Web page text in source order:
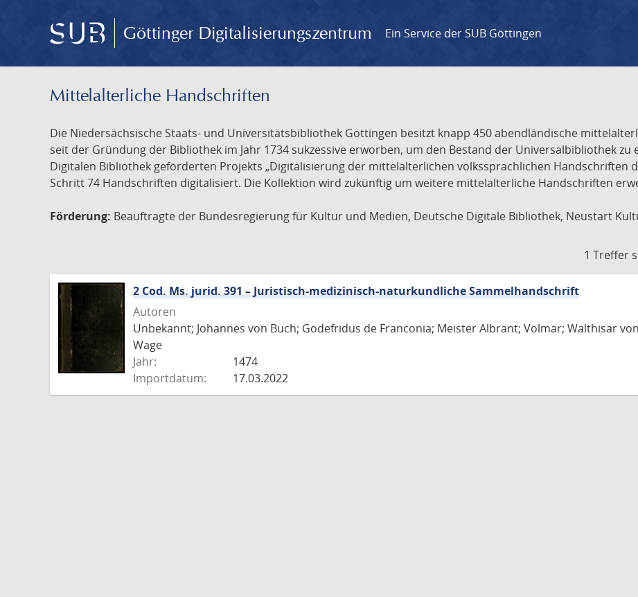
Göttinger Digitalisierungszentrum Ein Service der SUB Göttingen
Mittelalterliche Handschriften
Die Niedersächsische Staats- und Universitätsbibliothek Göttingen besitzt knapp 450 abendländische
seit der Gründung der Bibliothek im Jahr 1734 sukzessive erworben, um den Bestand der Universalbibliothek zu
Digitalen Bibliothek geförderten Projekts „Digitalisierung der mittelalterlichen volkssprachlichen Handschriften
Schritt 74 Handschriften digitalisiert. Die Kollektion wird zukünftig um weitere mittelalterliche Handschriften
Förderung: Beauftragte der Bundesregierung für Kultur und Medien, Deutsche Digitale Bibliothek, Neustart
1 Treffer
2 Cod. Ms. jurid. 391 – Juristisch-medizinisch-naturkundliche Sammelhandschrift
Autoren
Unbekannt; Johannes von Buch; Godefridus de Franconia; Meister Albrant; Volmar; Walthisar
Wage
Jahr:
1474
Importdatum:
17.03.2022